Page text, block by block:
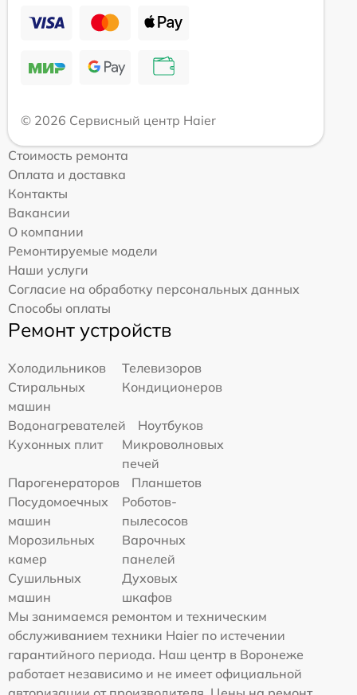
© 2026 Сервисный центр Haier
Стоимость ремонта
Оплата и доставка
Контакты
Вакансии
О компании
Ремонтируемые модели
Наши услуги
Согласие на обработку персональных данных
Способы оплаты
Ремонт устройств
Холодильников
Телевизоров
Стиральных
машин
Кондиционеров
Водонагревателей
Ноутбуков
Кухонных плит
Микроволновых
печей
Парогенераторов
Планшетов
Посудомоечных
машин
Роботов-
пылесосов
Морозильных
камер
Варочных
панелей
Сушильных
машин
Духовых
шкафов
Мы занимаемся ремонтом и техническим
обслуживанием техники Haier по истечении
гарантийного периода. Наш центр в Воронеже
работает независимо и не имеет официальной